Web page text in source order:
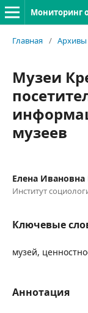
Главная / Архивы
Музеи
музеев
Елена
Институт
Ключевые
музей,
Аннотация